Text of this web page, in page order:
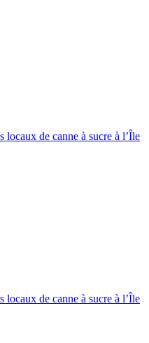
locaux de canne à sucre à l’Île
locaux de canne à sucre à l’Île